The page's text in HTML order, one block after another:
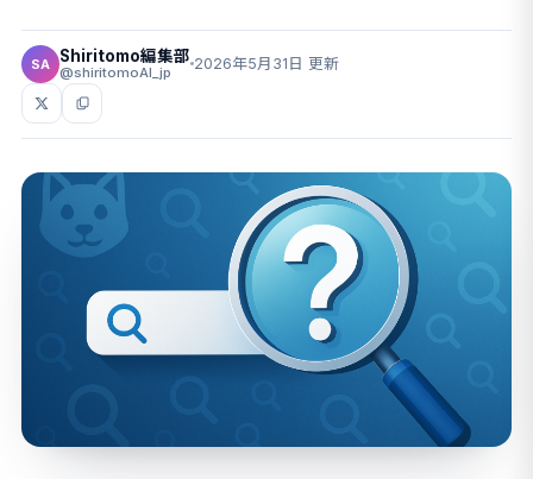
SA Shiritomo編集部
@shiritomoAI_jp 2026年5月31日 更新